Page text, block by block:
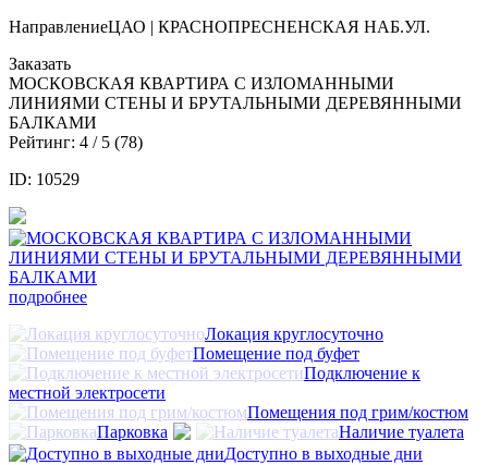
НаправлениеЦАО | КРАСНОПРЕСНЕНСКАЯ НАБ.УЛ.
Заказать
МОСКОВСКАЯ КВАРТИРА С ИЗЛОМАННЫМИ
ЛИНИЯМИ СТЕНЫ И БРУТАЛЬНЫМИ ДЕРЕВЯННЫМИ
БАЛКАМИ
Рейтинг: 4 / 5 (78)
ID: 10529
подробнее
Локация круглосуточно
Помещение под буфет
Подключение к
местной электросети
Помещения под грим/костюм
Парковка
Наличие туалета
Доступно в выходные дни